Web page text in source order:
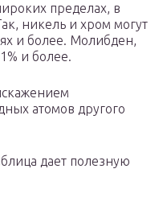
пределах, в
никель и хром могут
и более. Молибден,
и более.
атомов другого
дает полезную